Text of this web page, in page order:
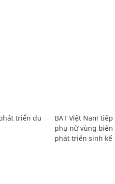
triển du
BAT Việt Nam tiếp
phụ nữ vùng biên
phát triển sinh kế